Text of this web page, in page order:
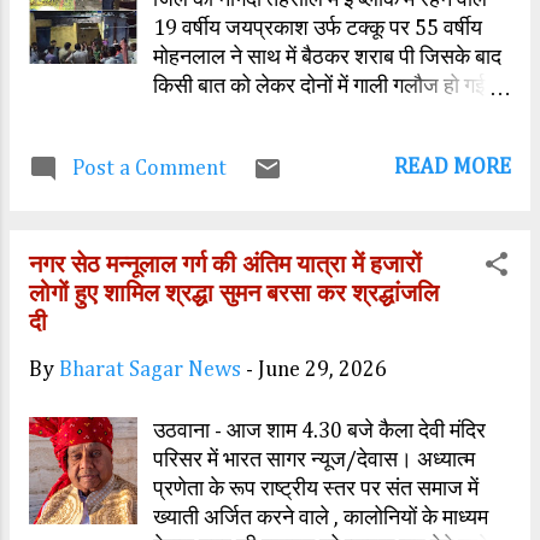
यह मार्ग सुगम होने के बजाय अवरोधों से भरा हुआ
है। यदि समय रहते इस मार्ग को खाली नहीं कराया
गया, तो सावन के आगामी महीनों में उमड़ने वाली
दावों की हवा इस बदइंतजामी के कारण निकलती...
19 वर्षीय जयप्रकाश उर्फ टक्कू पर 55 वर्षीय
मोहनलाल ने साथ में बैठकर शराब पी जिसके बाद
किसी बात को लेकर दोनों में गाली गलौज हो गई
जयप्रकाश की मौके पर ही मौत,हो गई नगर में हुई
शामिल होने का आरोप लगाते हुए थाने का घेराव
किया। जिसके बाद नागदा सीएसपी व थाना
युवक का शव पोस्टमार्टम के लिए भिजवा दिया ।
Post a Comment READ MORE
नगर सेठ मन्नूलाल गर्ग की अंतिम यात्रा में हजारों
लोगों हुए शामिल श्रद्धा सुमन बरसा कर श्रद्धांजलि
दी
By Bharat Sagar News - June 29, 2026
उठवाना - आज शाम 4.30 बजे कैला देवी मंदिर
परिसर में भारत सागर न्यूज/देवास। अध्यात्म
प्रणेता के रूप राष्ट्रीय स्तर पर संत समाज में
ख्याती अर्जित करने वाले , कालोनियों के माध्यम